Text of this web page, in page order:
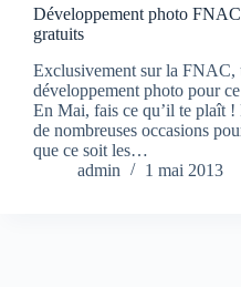
Développement photo
gratuits
Exclusivement sur la FNAC,
développement photo pour
En Mai, fais ce qu’il te plaît !
de nombreuses occasions
que ce soit les…
admin
1 mai 2013